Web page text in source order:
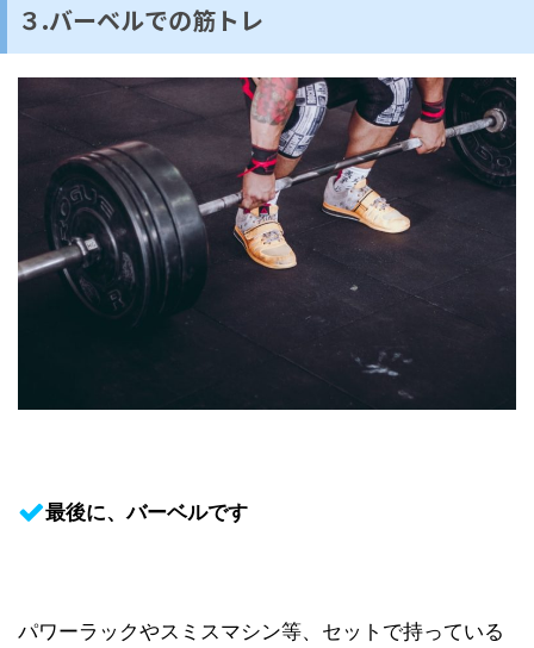
３.バーベルでの筋トレ
最後に、バーベルです
パワーラックやスミスマシン等、セットで持っている